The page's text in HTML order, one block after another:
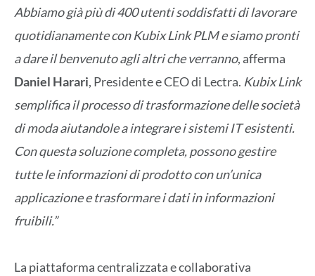
Abbiamo già più di 400 utenti soddisfatti di lavorare
quotidianamente con Kubix Link PLM e siamo pronti
a dare il benvenuto agli altri che verranno, afferma
Daniel Harari, Presidente e CEO di Lectra. Kubix Link
semplifica il processo di trasformazione delle società
di moda aiutandole a integrare i sistemi IT esistenti.
Con questa soluzione completa, possono gestire
tutte le informazioni di prodotto con un’unica
applicazione e trasformare i dati in informazioni
fruibili.”
La piattaforma centralizzata e collaborativa